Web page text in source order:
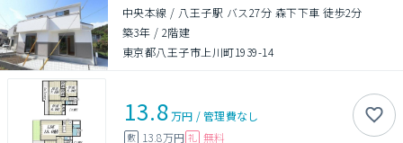
中央本線 / 八王子駅 バス27分 森下下車 徒歩2分
築3年 / 2階建
東京都八王子市上川町1939-14
13.8万円 /管理費なし
敷 13.8万円 礼 無料